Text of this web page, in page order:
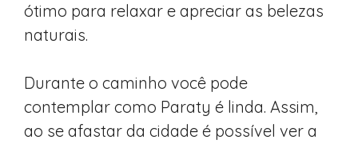
ótimo para relaxar e apreciar as belezas
naturais.
Durante o caminho você pode
contemplar como Paraty é linda. Assim,
ao se afastar da cidade é possível ver a